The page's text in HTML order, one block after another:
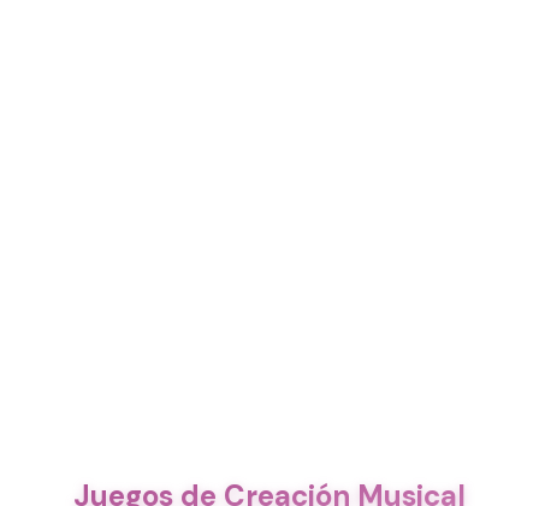
Juegos de Creación Musical